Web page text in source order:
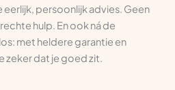
eerlijk, persoonlijk advies. Geen
hulp. En ook ná de
met heldere garantie en
zeker dat je goed zit.